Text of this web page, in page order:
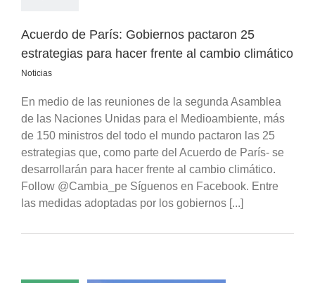
Acuerdo de París: Gobiernos pactaron 25
estrategias para hacer frente al cambio climático
Noticias
En medio de las reuniones de la segunda Asamblea
de las Naciones Unidas para el Medioambiente, más
de 150 ministros del todo el mundo pactaron las 25
estrategias que, como parte del Acuerdo de París- se
desarrollarán para hacer frente al cambio climático.
Follow @Cambia_pe Síguenos en Facebook. Entre
las medidas adoptadas por los gobiernos [...]